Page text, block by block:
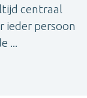
centraal
ieder persoon
...